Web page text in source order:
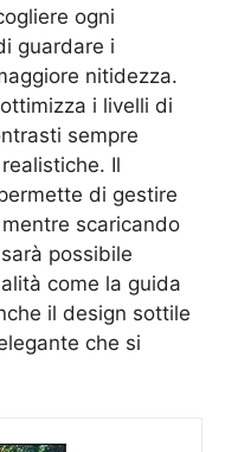
ogni
guardare i
nitidezza.
i livelli di
sempre
Il
di gestire
scaricando
possibile
come la guida
il design sottile
che si